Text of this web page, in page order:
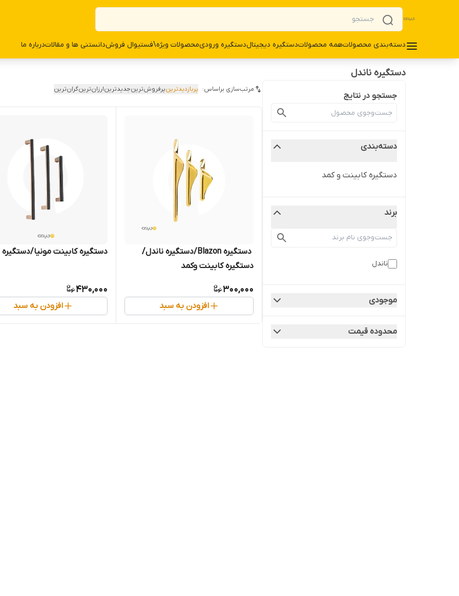
دسته‌بندی محصولاتهمه محصولاتدستگیره دیجیتالدستگیره ورودیمحصولات وی‍‍‍ژه\فستیوال فروشدانستنی ها و مقالاتدرباره ما
دستگیره ناندل
جستجو در نتایج
دسته‌بندی
دستگیره کابینت و کمد
برند
ناندل
موجودی
محدوده قیمت
مرتب‌سازی براساس: پربازدیدترینپرفروش‌ترینجدیدترینارزان‌ترینگران‌ترین
‌ دستگیره Blazon/دستگیره ناندل/
دستگیره کابینت وکمد
300,000
افزودن به سبد
دستگیره کابینت مونیا/دستگیره
430,000
افزودن به سبد